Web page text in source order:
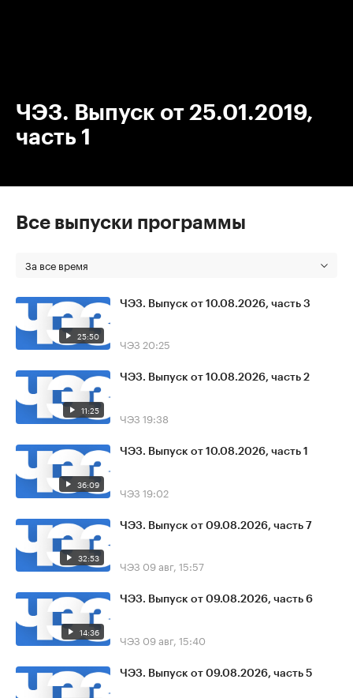
ЧЭЗ. Выпуск от 25.01.2019,
часть 1
Все выпуски программы
За все время
25:50
ЧЭЗ. Выпуск от 10.08.2026, часть 3
ЧЭЗ 20:25
11:25
ЧЭЗ. Выпуск от 10.08.2026, часть 2
ЧЭЗ 19:38
36:09
ЧЭЗ. Выпуск от 10.08.2026, часть 1
ЧЭЗ 19:02
32:53
ЧЭЗ. Выпуск от 09.08.2026, часть 7
ЧЭЗ 09 авг, 15:57
14:36
ЧЭЗ. Выпуск от 09.08.2026, часть 6
ЧЭЗ 09 авг, 15:40
ЧЭЗ. Выпуск от 09.08.2026, часть 5